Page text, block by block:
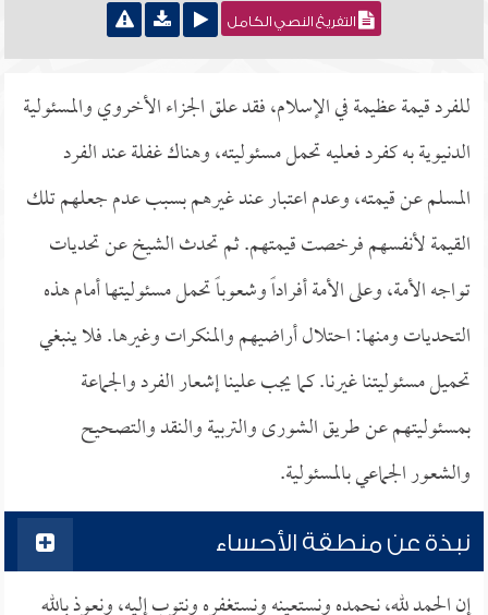
التفريغ النصي الكامل
للفرد قيمة عظيمة في الإسلام، فقد علق الجزاء الأخروي والمسئولية
الدنيوية به كفرد فعليه تحمل مسئوليته، وهناك غفلة عند الفرد
المسلم عن قيمته، وعدم اعتبار عند غيرهم بسبب عدم جعلهم تلك
القيمة لأنفسهم فرخصت قيمتهم. ثم تحدث الشيخ عن تحديات
تواجه الأمة، وعلى الأمة أفراداً وشعوباً تحمل مسئوليتها أمام هذه
التحديات ومنها: احتلال أراضيهم والمنكرات وغيرها. فلا ينبغي
تحميل مسئوليتنا غيرنا. كما يجب علينا إشعار الفرد والجماعة
بمسئوليتهم عن طريق الشورى والتربية والنقد والتصحيح
والشعور الجماعي بالمسئولية.
نبذة عن منطقة الأحساء